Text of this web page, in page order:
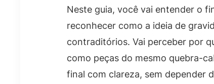
Neste guia, você vai entender o
reconhecer como a ideia de
contraditórios. Vai perceber por
como peças do mesmo quebra-
final com clareza, sem depender